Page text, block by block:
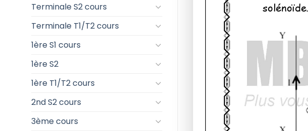
Terminale S2 cours
Terminale T1/T2 cours
1ère S1 cours
1ère S2
1ère T1/T2 cours
2nd S2 cours
3ème cours